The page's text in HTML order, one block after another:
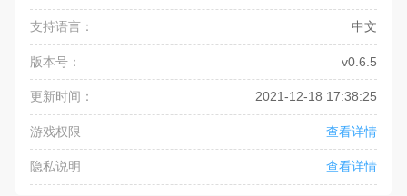
支持语言： 中文
版本号： v0.6.5
更新时间： 2021-12-18 17:38:25
游戏权限 查看详情
隐私说明 查看详情